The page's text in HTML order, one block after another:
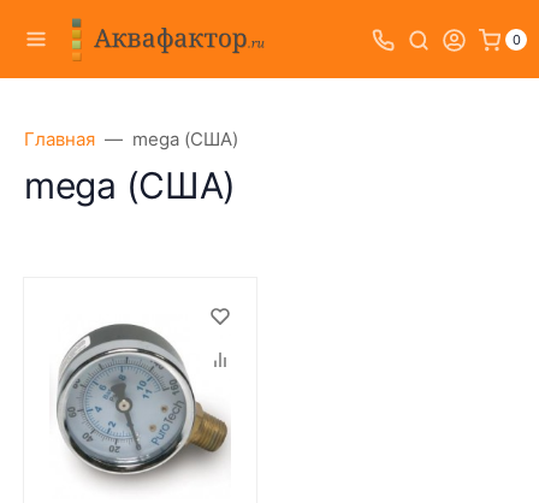
0
Главная mega (США)
mega (США)